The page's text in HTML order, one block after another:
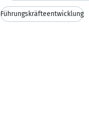
Führungskräfteentwicklung